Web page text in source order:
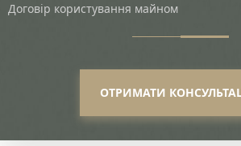
Договір користування майном
ОТРИМАТИ